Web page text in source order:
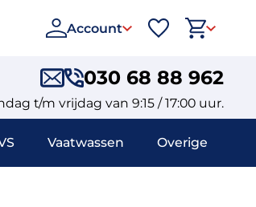
Account
030 68 88 962
t/m vrijdag van 9:15 / 17:00 uur.
Vaatwassen Overige